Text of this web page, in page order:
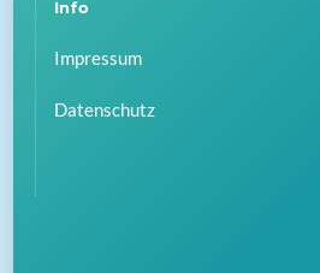
Info
Impressum
Datenschutz